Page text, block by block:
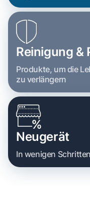
Reinigung &
Produkte, um die
zu verlängern
Neugerät
In wenigen